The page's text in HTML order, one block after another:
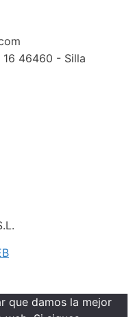
16 46460 - Silla
que damos la mejor